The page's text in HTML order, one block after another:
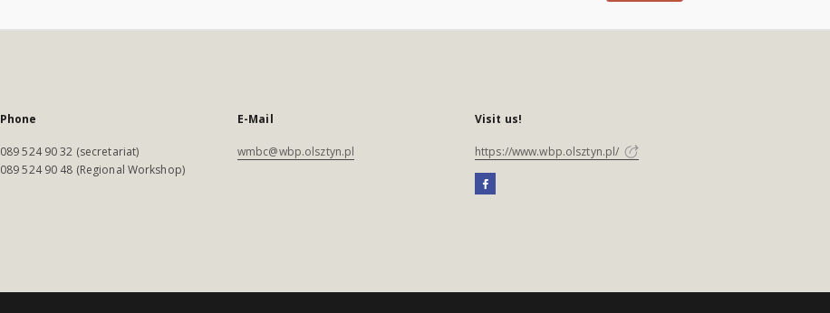
Phone
089 524 90 32 (secretariat)
089 524 90 48 (Regional Workshop)
E-Mail
wmbc@wbp.olsztyn.pl
Visit us!
https://www.wbp.olsztyn.pl/